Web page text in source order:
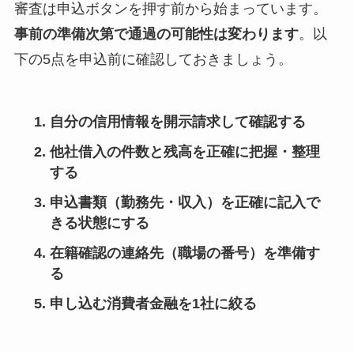
審査は申込ボタンを押す前から始まっています。
事前の準備次第で通過の可能性は変わります。以
下の5点を申込前に確認しておきましょう。
自分の信用情報を開示請求して確認する
他社借入の件数と残高を正確に把握・整理
する
申込書類（勤務先・収入）を正確に記入で
きる状態にする
在籍確認の連絡先（職場の番号）を準備す
る
申し込む消費者金融を1社に絞る